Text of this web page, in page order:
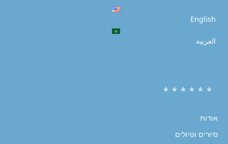
English
العربية
* * * * * *
אודות
סיורים וטיולים